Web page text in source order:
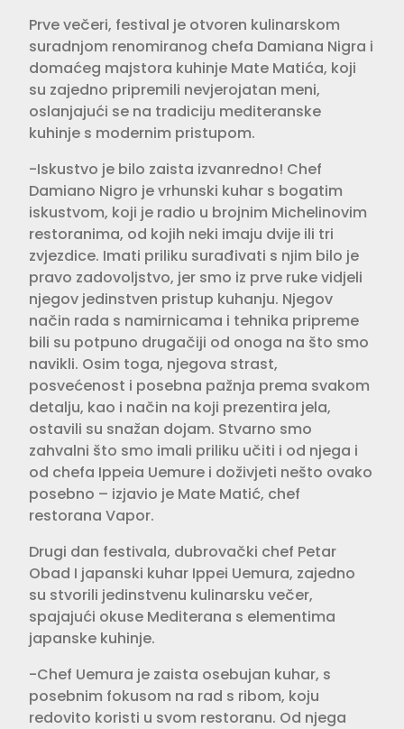
Prve večeri, festival je otvoren kulinarskom
suradnjom renomiranog chefa Damiana Nigra i
domaćeg majstora kuhinje Mate Matića, koji
su zajedno pripremili nevjerojatan meni,
oslanjajući se na tradiciju mediteranske
kuhinje s modernim pristupom.
-Iskustvo je bilo zaista izvanredno! Chef
Damiano Nigro je vrhunski kuhar s bogatim
iskustvom, koji je radio u brojnim Michelinovim
restoranima, od kojih neki imaju dvije ili tri
zvjezdice. Imati priliku surađivati s njim bilo je
pravo zadovoljstvo, jer smo iz prve ruke vidjeli
njegov jedinstven pristup kuhanju. Njegov
način rada s namirnicama i tehnika pripreme
bili su potpuno drugačiji od onoga na što smo
navikli. Osim toga, njegova strast,
posvećenost i posebna pažnja prema svakom
detalju, kao i način na koji prezentira jela,
ostavili su snažan dojam. Stvarno smo
zahvalni što smo imali priliku učiti i od njega i
od chefa Ippeia Uemure i doživjeti nešto ovako
posebno – izjavio je Mate Matić, chef
restorana Vapor.
Drugi dan festivala, dubrovački chef Petar
Obad I japanski kuhar Ippei Uemura, zajedno
su stvorili jedinstvenu kulinarsku večer,
spajajući okuse Mediterana s elementima
japanske kuhinje.
-Chef Uemura je zaista osebujan kuhar, s
posebnim fokusom na rad s ribom, koju
redovito koristi u svom restoranu. Od njega